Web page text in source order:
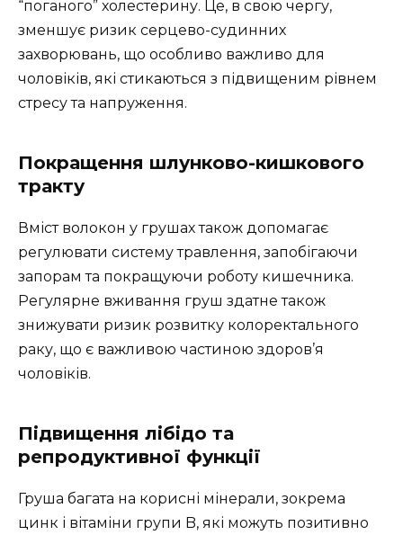
“поганого” холестерину. Це, в свою чергу,
зменшує ризик серцево-судинних
захворювань, що особливо важливо для
чоловіків, які стикаються з підвищеним рівнем
стресу та напруження.
Покращення шлунково-кишкового
тракту
Вміст волокон у грушах також допомагає
регулювати систему травлення, запобігаючи
запорам та покращуючи роботу кишечника.
Регулярне вживання груш здатне також
знижувати ризик розвитку колоректального
раку, що є важливою частиною здоров’я
чоловіків.
Підвищення лібідо та
репродуктивної функції
Груша багата на корисні мінерали, зокрема
цинк і вітаміни групи B, які можуть позитивно